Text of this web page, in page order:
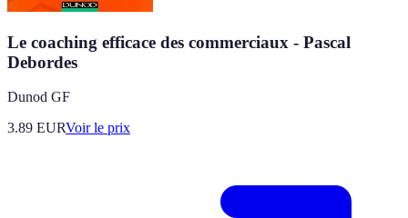
Le coaching efficace des commerciaux - Pascal
Debordes
Dunod GF
3.89 EURVoir le prix